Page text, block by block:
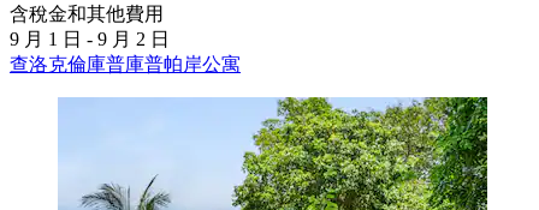
含稅金和其他費用
9 月 1 日 - 9 月 2 日
查洛克倫庫普庫普帕岸公寓